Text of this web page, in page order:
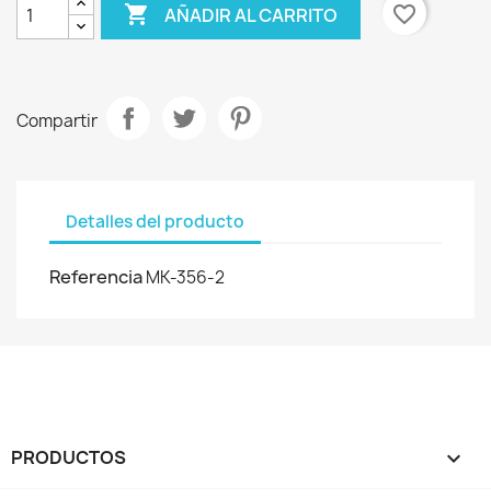
 AÑADIR AL CARRITO favorite_border
Compartir
Detalles del producto
ReferenciaMK-356-2
PRODUCTOS 